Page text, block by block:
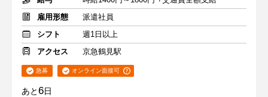
雇用形態
派遣社員
シフト
週1日以上
アクセス
京急鶴見駅
急募 オンライン面接可
あと6日